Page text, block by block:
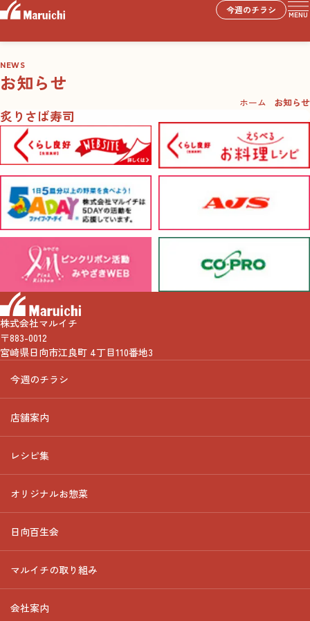
今週のチラシ MENU
NEWS
お知らせ
ホーム お知らせ
炙りさば寿司
株式会社マルイチ
〒883-0012
宮崎県日向市江良町 4丁目110番地3
今週のチラシ
店舗案内
レシピ集
オリジナルお惣菜
日向百生会
マルイチの取り組み
会社案内